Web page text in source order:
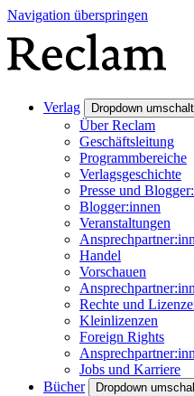
Navigation überspringen
Verlag Dropdown
Über Reclam
Geschäftsleitung
Programmbereiche
Verlagsgeschichte
Presse und
Blogger:innen
Veranstaltungen
Handel
Vorschauen
Rechte und
Kleinlizenzen
Foreign Rights
Jobs und Karriere
Bücher
Dropdown